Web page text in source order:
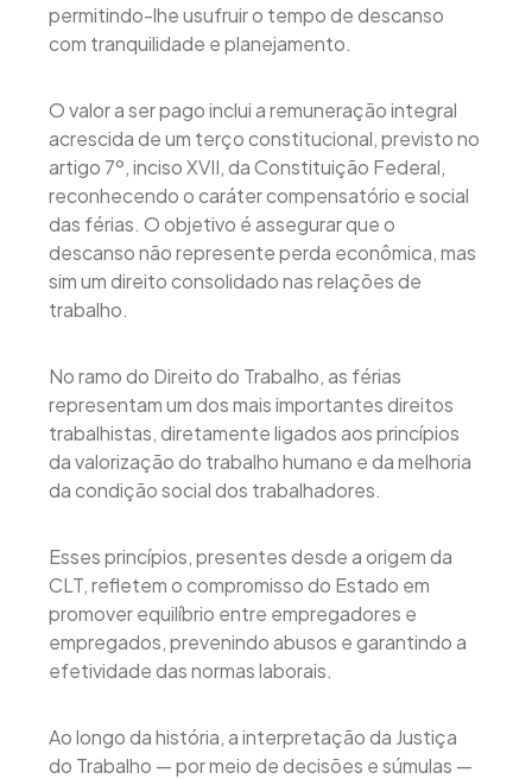
permitindo-lhe usufruir o tempo de descanso
com tranquilidade e planejamento.
O valor a ser pago inclui a remuneração integral
acrescida de um terço constitucional, previsto no
artigo 7º, inciso XVII, da Constituição Federal,
reconhecendo o caráter compensatório e social
das férias. O objetivo é assegurar que o
descanso não represente perda econômica, mas
sim um direito consolidado nas relações de
trabalho.
No ramo do Direito do Trabalho, as férias
representam um dos mais importantes direitos
trabalhistas, diretamente ligados aos princípios
da valorização do trabalho humano e da melhoria
da condição social dos trabalhadores.
Esses princípios, presentes desde a origem da
CLT, refletem o compromisso do Estado em
promover equilíbrio entre empregadores e
empregados, prevenindo abusos e garantindo a
efetividade das normas laborais.
Ao longo da história, a interpretação da Justiça
do Trabalho — por meio de decisões e súmulas —